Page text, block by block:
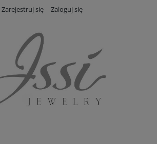
Zarejestruj się Zaloguj się